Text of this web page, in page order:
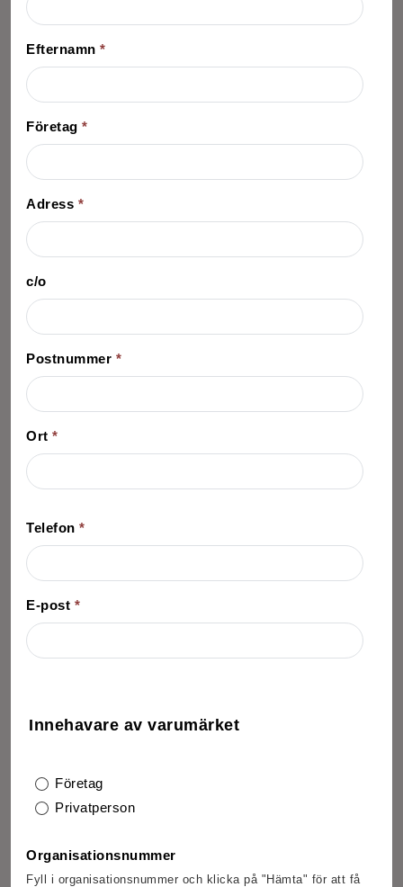
Efternamn *
Företag *
Adress *
c/o
Postnummer *
Ort *
Telefon *
E-post *
Innehavare av varumärket
Företag
Privatperson
Organisationsnummer
Fyll i organisationsnummer och klicka på "Hämta" för att få